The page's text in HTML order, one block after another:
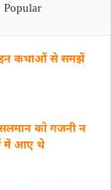
Popular
इन कथाओं से समझें
को गजनी न
में आए थे